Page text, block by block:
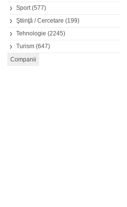
Sport(577)
Ştiinţă / Cercetare (199)
Tehnologie (2245)
Turism (647)